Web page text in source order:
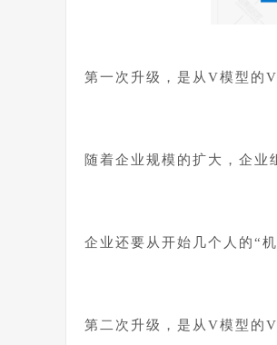
第一次升级，是从V模型的
随着企业规模的扩大，企业
企业还要从开始几个人的“
第二次升级，是从V模型的